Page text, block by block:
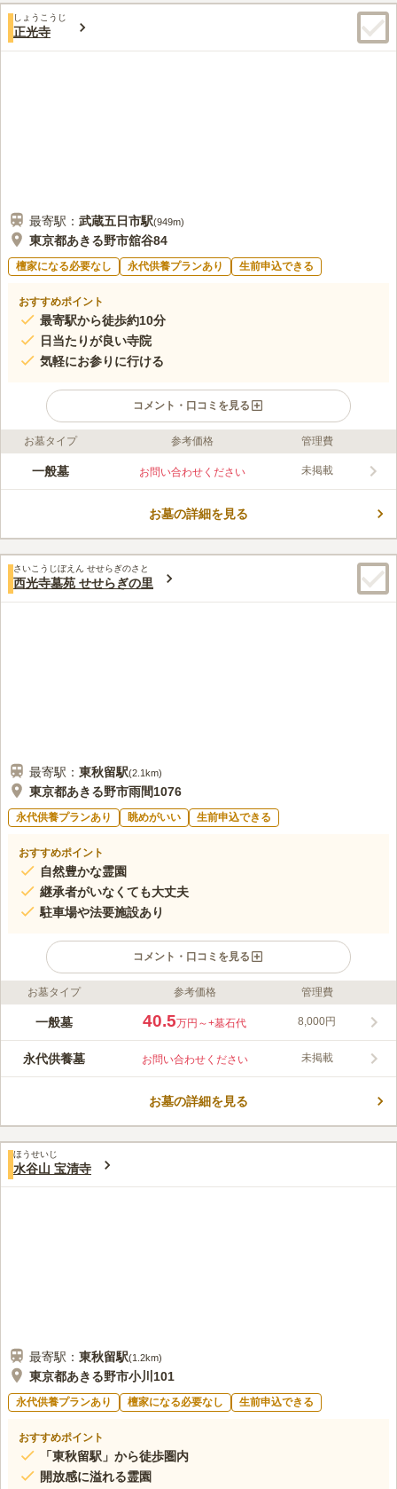
しょうこうじ
正光寺
最寄駅： 武蔵五日市駅(949m)
東京都あきる野市舘谷84
檀家になる必要なし 永代供養プランあり 生前申込できる
おすすめポイント
最寄駅から徒歩約10分
日当たりが良い寺院
気軽にお参りに行ける
コメント・口コミを見る
ライフドット編集部のコメント
あきる野市唯一の時宗寺院で、阿弥陀如来立像が祀られていま
で、周囲を気にせずゆっくりとお墓参りができます。 清掃が行
口コミ評価
みんなの評価
4.0
40代男性
最寄り駅の周辺に西友があるのでお花やロウソク、お供え物を購
お墓タイプ 参考価格 管理費
一般墓 お問い合わせください 未掲載
お墓の詳細を見る
さいこうじぼえん せせらぎのさと
西光寺墓苑 せせらぎの里
最寄駅： 東秋留駅(2.1km)
東京都あきる野市雨間1076
永代供養プランあり 眺めがいい 生前申込できる
おすすめポイント
自然豊かな霊園
継承者がいなくても大丈夫
駐車場や法要施設あり
コメント・口コミを見る
ライフドット編集部のコメント
全区画が平坦となっており日当たりが良い霊園のため、年配の方
宗の寺院墓地は、非檀家でも利用することができる特別区画もあ
ります。式場や法要室、会席室も備えている充実した施設が魅力
彼岸など、お墓参りシーズンでも問題なく利用することができま
この霊園はまだ誰からも評価されていません。
お墓タイプ 参考価格 管理費
一般墓 40.5万円～+墓石代 8,000円
永代供養墓 お問い合わせください 未掲載
お墓の詳細を見る
ほうせいじ
水谷山 宝清寺
最寄駅： 東秋留駅(1.2km)
東京都あきる野市小川101
永代供養プランあり 檀家になる必要なし 生前申込できる
おすすめポイント
「東秋留駅」から徒歩圏内
開放感に溢れる霊園